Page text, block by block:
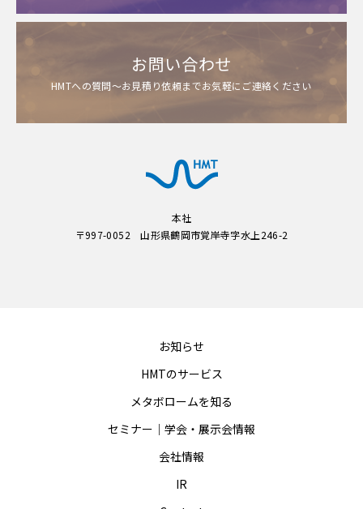
お問い合わせ
HMTへの質問～お見積り依頼までお気軽にご連絡ください
本社
〒997-0052 山形県鶴岡市覚岸寺字水上246-2
お知らせ
HMTのサービス
メタボロームを知る
セミナー｜学会・展示会情報
会社情報
IR